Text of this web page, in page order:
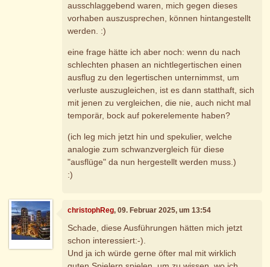
ausschlaggebend waren, mich gegen dieses
vorhaben auszusprechen, können hintangestellt
werden. :)
eine frage hätte ich aber noch: wenn du nach
schlechten phasen an nichtlegertischen einen
ausflug zu den legertischen unternimmst, um
verluste auszugleichen, ist es dann statthaft, sich
mit jenen zu vergleichen, die nie, auch nicht mal
temporär, bock auf pokerelemente haben?
(ich leg mich jetzt hin und spekulier, welche
analogie zum schwanzvergleich für diese
"ausflüge" da nun hergestellt werden muss.)
:)
christophReg, 09. Februar 2025, um 13:54
Schade, diese Ausführungen hätten mich jetzt
schon interessiert:-).
Und ja ich würde gerne öfter mal mit wirklich